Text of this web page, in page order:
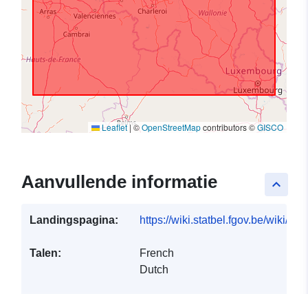
Leaflet|©OpenStreetMapcontributors ©GISCO
keyboard_arrow_up
Aanvullende informatie
Landingspagina: https://wiki.statbel.fgov.be/wiki/
Talen:
French
Dutch